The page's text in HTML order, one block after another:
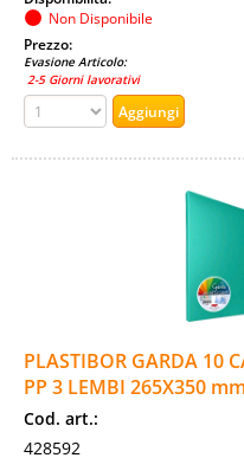
Non Disponibile
Prezzo:
Evasione Articolo:
2-5 Giorni lavorativi
PLASTIBOR GARDA 10
PP 3 LEMBI 265X350
Cod. art.:
428592